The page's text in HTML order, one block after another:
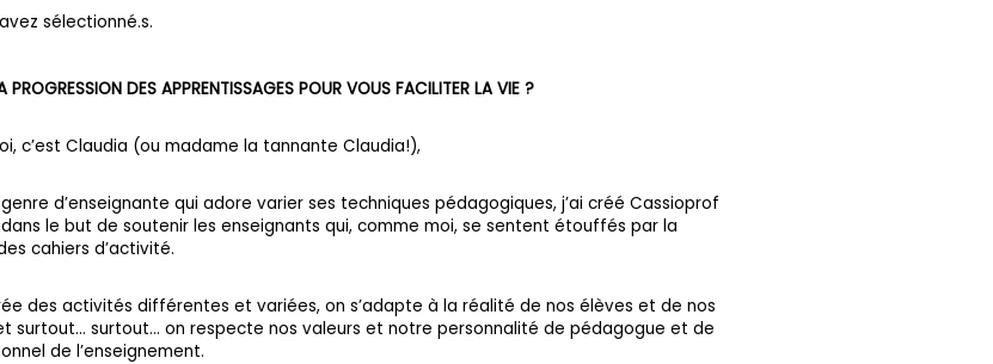
sélectionné.s.
PROGRESSION DES APPRENTISSAGES POUR VOUS FACILITER LA VIE ?
c’est Claudia (ou madame la tannante Claudia!),
d’enseignante qui adore varier ses techniques pédagogiques, j’ai créé Cassioprof
dans le but de soutenir les enseignants qui, comme moi, se sentent étouffés par la
cahiers d’activité.
des activités différentes et variées, on s’adapte à la réalité de nos élèves et de nos
surtout… surtout… on respecte nos valeurs et notre personnalité de pédagogue et de
de l’enseignement.